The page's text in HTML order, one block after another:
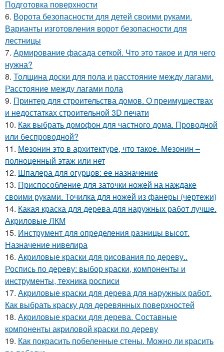
Подготовка поверхности
6. Ворота безопасности для детей своими руками.
Варианты изготовления ворот безопасности для
лестницы
7. Армирование фасада сеткой. Что это такое и для чего
нужна?
8. Толщина доски для пола и расстояние между лагами.
Расстояние между лагами пола
9. Принтер для строительства домов. О преимуществах
и недостатках строительной 3D печати
10. Как выбрать домофон для частного дома. Проводной
или беспроводной?
11. Мезонин это в архитектуре, что такое. Мезонин –
полноценный этаж или нет
12. Шпалера для огурцов: ее назначение
13. Приспособление для заточки ножей на наждаке
своими руками. Точилка для ножей из фанеры (чертежи)
14. Какая краска для дерева для наружных работ лучше.
Акриловые ЛКМ
15. Инструмент для определения разницы высот.
Назначение нивелира
16. Акриловые краски для рисования по дереву..
Роспись по дереву: выбор краски, компоненты и
инструменты, техника росписи
17. Акриловые краски для дерева для наружных работ.
Как выбрать краску для деревянных поверхностей
18. Акриловые краски для дерева. Составные
компоненты акриловой краски по дереву
19. Как покрасить побеленные стены. Можно ли красить